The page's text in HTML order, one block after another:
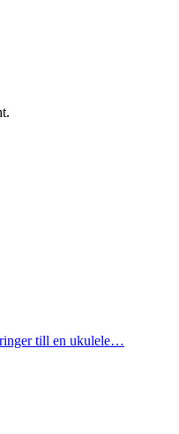
till en ukulele…